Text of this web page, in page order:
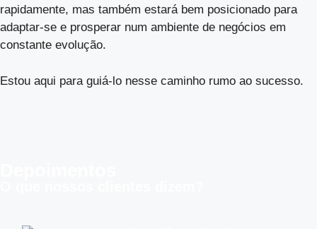
rapidamente, mas também estará bem posicionado para
adaptar-se e prosperar num ambiente de negócios em
constante evolução.
Estou aqui para guiá-lo nesse caminho rumo ao sucesso.